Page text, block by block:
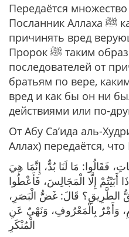
Передаётся
Посланник Аллаха ﷺ категорически запрещает
причинять вред
Пророк ﷺ таким образом удерживал своих
последователей от
братьям по вере,
вред и как бы он ни
действиями или по-
От Абу Са’ида аль-
فَقَالُوا: مَا لَنَا بُدٌّ، إِنَّمَا هِيَ
أَبَيْتُمْ إِلَّا الْمَجَالِسَ، فَأَعْطُوا
الطَّرِيقِ؟ قَالَ: غَضُّ الْبَصَرِ،
وَأَمْرٌ بِالْمَعْرُوفِ، وَنَهْيٌ عَنِ
الْمُنْكَرِ